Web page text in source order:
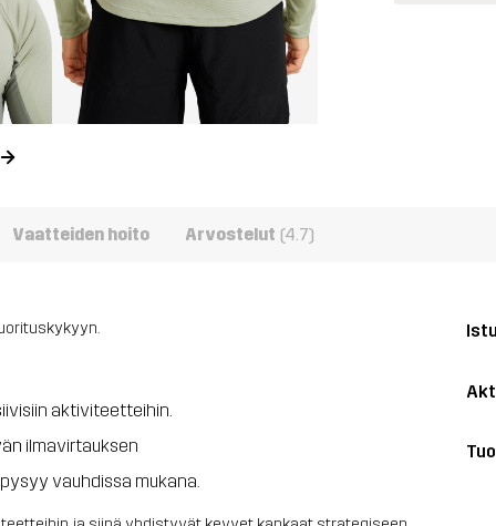
Vaatteiden hoito Arvostelut (4.7)
aktiviteetteihin.
ilmavirtauksen
vauhdissa mukana.